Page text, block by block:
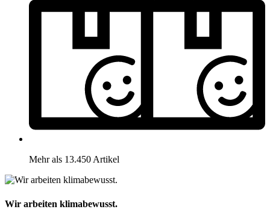
Mehr als 13.450 Artikel
Wir arbeiten klimabewusst.